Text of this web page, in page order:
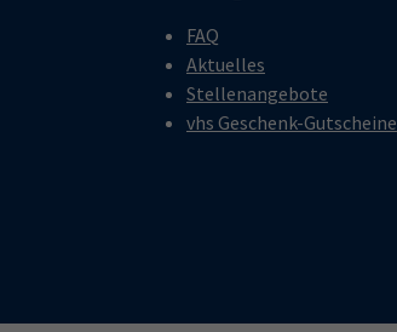
FAQ
Aktuelles
Stellenangebote
vhs Geschenk-Gutscheine